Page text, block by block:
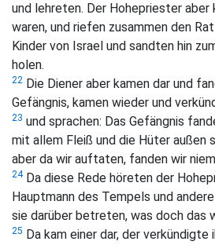
und lehreten. Der Hohepriester aber
waren, und riefen zusammen den
Kinder von Israel und sandten hin
holen.
22 Die Diener aber kamen dar und
Gefängnis, kamen wieder und
23 und sprachen: Das Gefängnis
mit allem Fleiß und die Hüter außen
aber da wir auftaten, fanden wir
24Da diese Rede höreten der
Hauptmann des Tempels und
sie darüber betreten, was doch das
25 Da kam einer dar, der verkündigte